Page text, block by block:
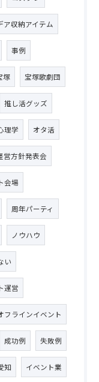
ア収納アイテム
事例
塚 宝塚歌劇団
推し活グッズ
理学 オタ活
営方針発表会
会場
周年パーティ
ノウハウ
い
運営
フラインイベント
成功例 失敗例
知 イベント業